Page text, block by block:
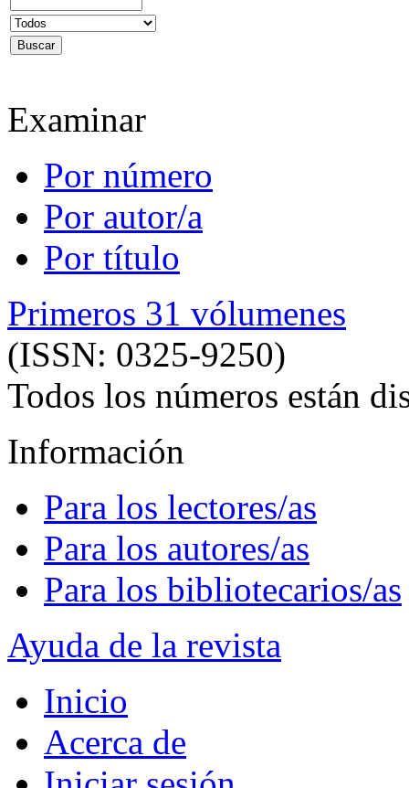
Examinar
Por número
Por autor/a
Por título
Primeros 31 vólumenes
(ISSN: 0325-9250)
Todos los números están
Información
Para los lectores/as
Para los autores/as
Para los bibliotecarios/as
Ayuda de la revista
Inicio
Acerca de